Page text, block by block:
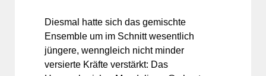
Diesmal hatte sich das gemischte
Ensemble um im Schnitt wesentlich
jüngere, wenngleich nicht minder
versierte Kräfte verstärkt: Das